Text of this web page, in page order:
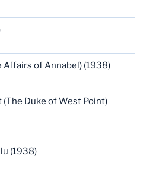
Affairs of Annabel) (1938)
(The Duke of West Point)
(1938)